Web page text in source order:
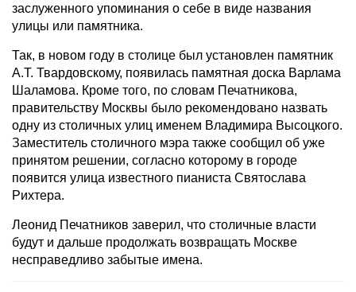
заслуженного упоминания о себе в виде названия
улицы или памятника.
Так, в новом году в столице был установлен памятник
А.Т. Твардовскому, появилась памятная доска Варлама
Шаламова. Кроме того, по словам Печатникова,
правительству Москвы было рекомендовано назвать
одну из столичных улиц именем Владимира Высоцкого.
Заместитель столичного мэра также сообщил об уже
принятом решении, согласно которому в городе
появится улица известного пианиста Святослава
Рихтера.
Леонид Печатников заверил, что столичные власти
будут и дальше продолжать возвращать Москве
несправедливо забытые имена.